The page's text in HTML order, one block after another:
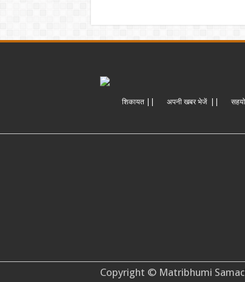
शिकायत || अपनी खबर भेजें ||
Copyright © Matribhumi